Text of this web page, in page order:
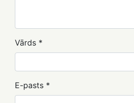
Vārds *
E-pasts *